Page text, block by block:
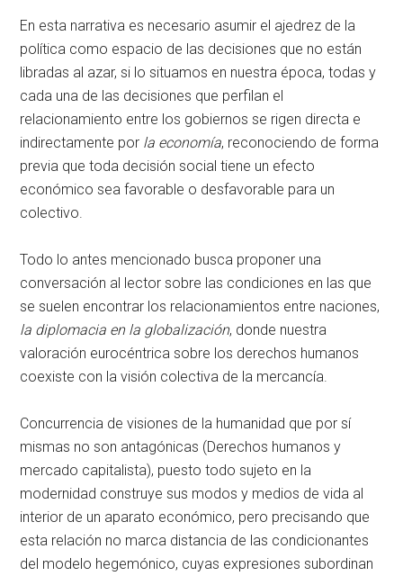
En esta narrativa es necesario asumir el ajedrez de la
política como espacio de las decisiones que no están
libradas al azar, si lo situamos en nuestra época, todas y
cada una de las decisiones que perfilan el
relacionamiento entre los gobiernos se rigen directa e
indirectamente por la economía, reconociendo de forma
previa que toda decisión social tiene un efecto
económico sea favorable o desfavorable para un
colectivo.
Todo lo antes mencionado busca proponer una
conversación al lector sobre las condiciones en las que
se suelen encontrar los relacionamientos entre naciones,
la diplomacia en la globalización, donde nuestra
valoración eurocéntrica sobre los derechos humanos
coexiste con la visión colectiva de la mercancía.
Concurrencia de visiones de la humanidad que por sí
mismas no son antagónicas (Derechos humanos y
mercado capitalista), puesto todo sujeto en la
modernidad construye sus modos y medios de vida al
interior de un aparato económico, pero precisando que
esta relación no marca distancia de las condicionantes
del modelo hegemónico, cuyas expresiones subordinan